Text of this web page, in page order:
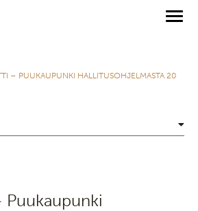
– PUUKAUPUNKI HALLITUSOHJELMASTA 20